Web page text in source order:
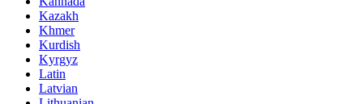
Kazakh
Khmer
Kurdish
Kyrgyz
Latin
Latvian